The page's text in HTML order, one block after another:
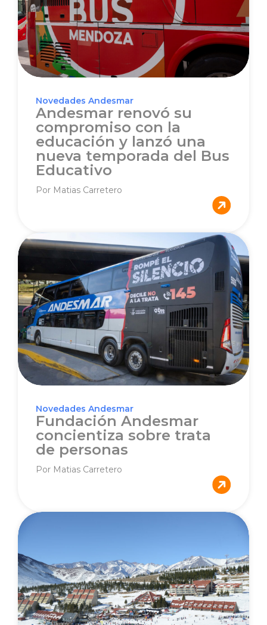
Novedades Andesmar
Andesmar renovó su
compromiso con la
educación y lanzó una
nueva temporada del Bus
Educativo
Por Matias Carretero
Novedades Andesmar
Fundación Andesmar
concientiza sobre trata
de personas
Por Matias Carretero